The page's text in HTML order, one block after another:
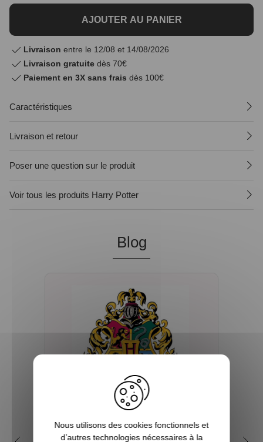
AJOUTER AU PANIER
Livraison entre le 12/08 et 14/08/2026
Livraison gratuite dès 70€
Paiement en 3X sans frais dès 100€
Caractéristiques
Livraison et retour
Poser une question sur le produit
Voir tous les produits Harry Potter
Blog
Quelles sont les 4 maisons
Nous utilisons des cookies fonctionnels et
d’autres technologies nécessaires à la